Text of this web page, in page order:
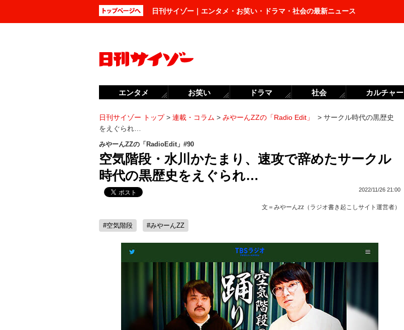
日刊サイゾー｜エンタメ・お笑い・ドラマ・社会の最新ニュース
日刊サイゾー トップ> 連載・コラム > みやーんZZの「Radio Edit」 > サークル時代の黒歴史
をえぐられ…
みやーんZZの「RadioEdit」#90
空気階段・水川かたまり、速攻で辞めたサークル
時代の黒歴史をえぐられ…
2022/11/26 21:00
文＝ みやーんzz（ラジオ書き起こしサイト運営者）
#空気階段 #みやーんZZ
エンタメ お笑い ドラマ 社会 カルチャー